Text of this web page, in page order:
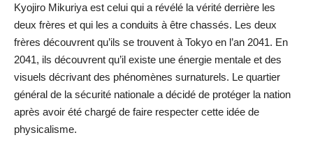
Kyojiro Mikuriya est celui qui a révélé la vérité derrière les
deux frères et qui les a conduits à être chassés. Les deux
frères découvrent qu’ils se trouvent à Tokyo en l’an 2041. En
2041, ils découvrent qu’il existe une énergie mentale et des
visuels décrivant des phénomènes surnaturels. Le quartier
général de la sécurité nationale a décidé de protéger la nation
après avoir été chargé de faire respecter cette idée de
physicalisme.